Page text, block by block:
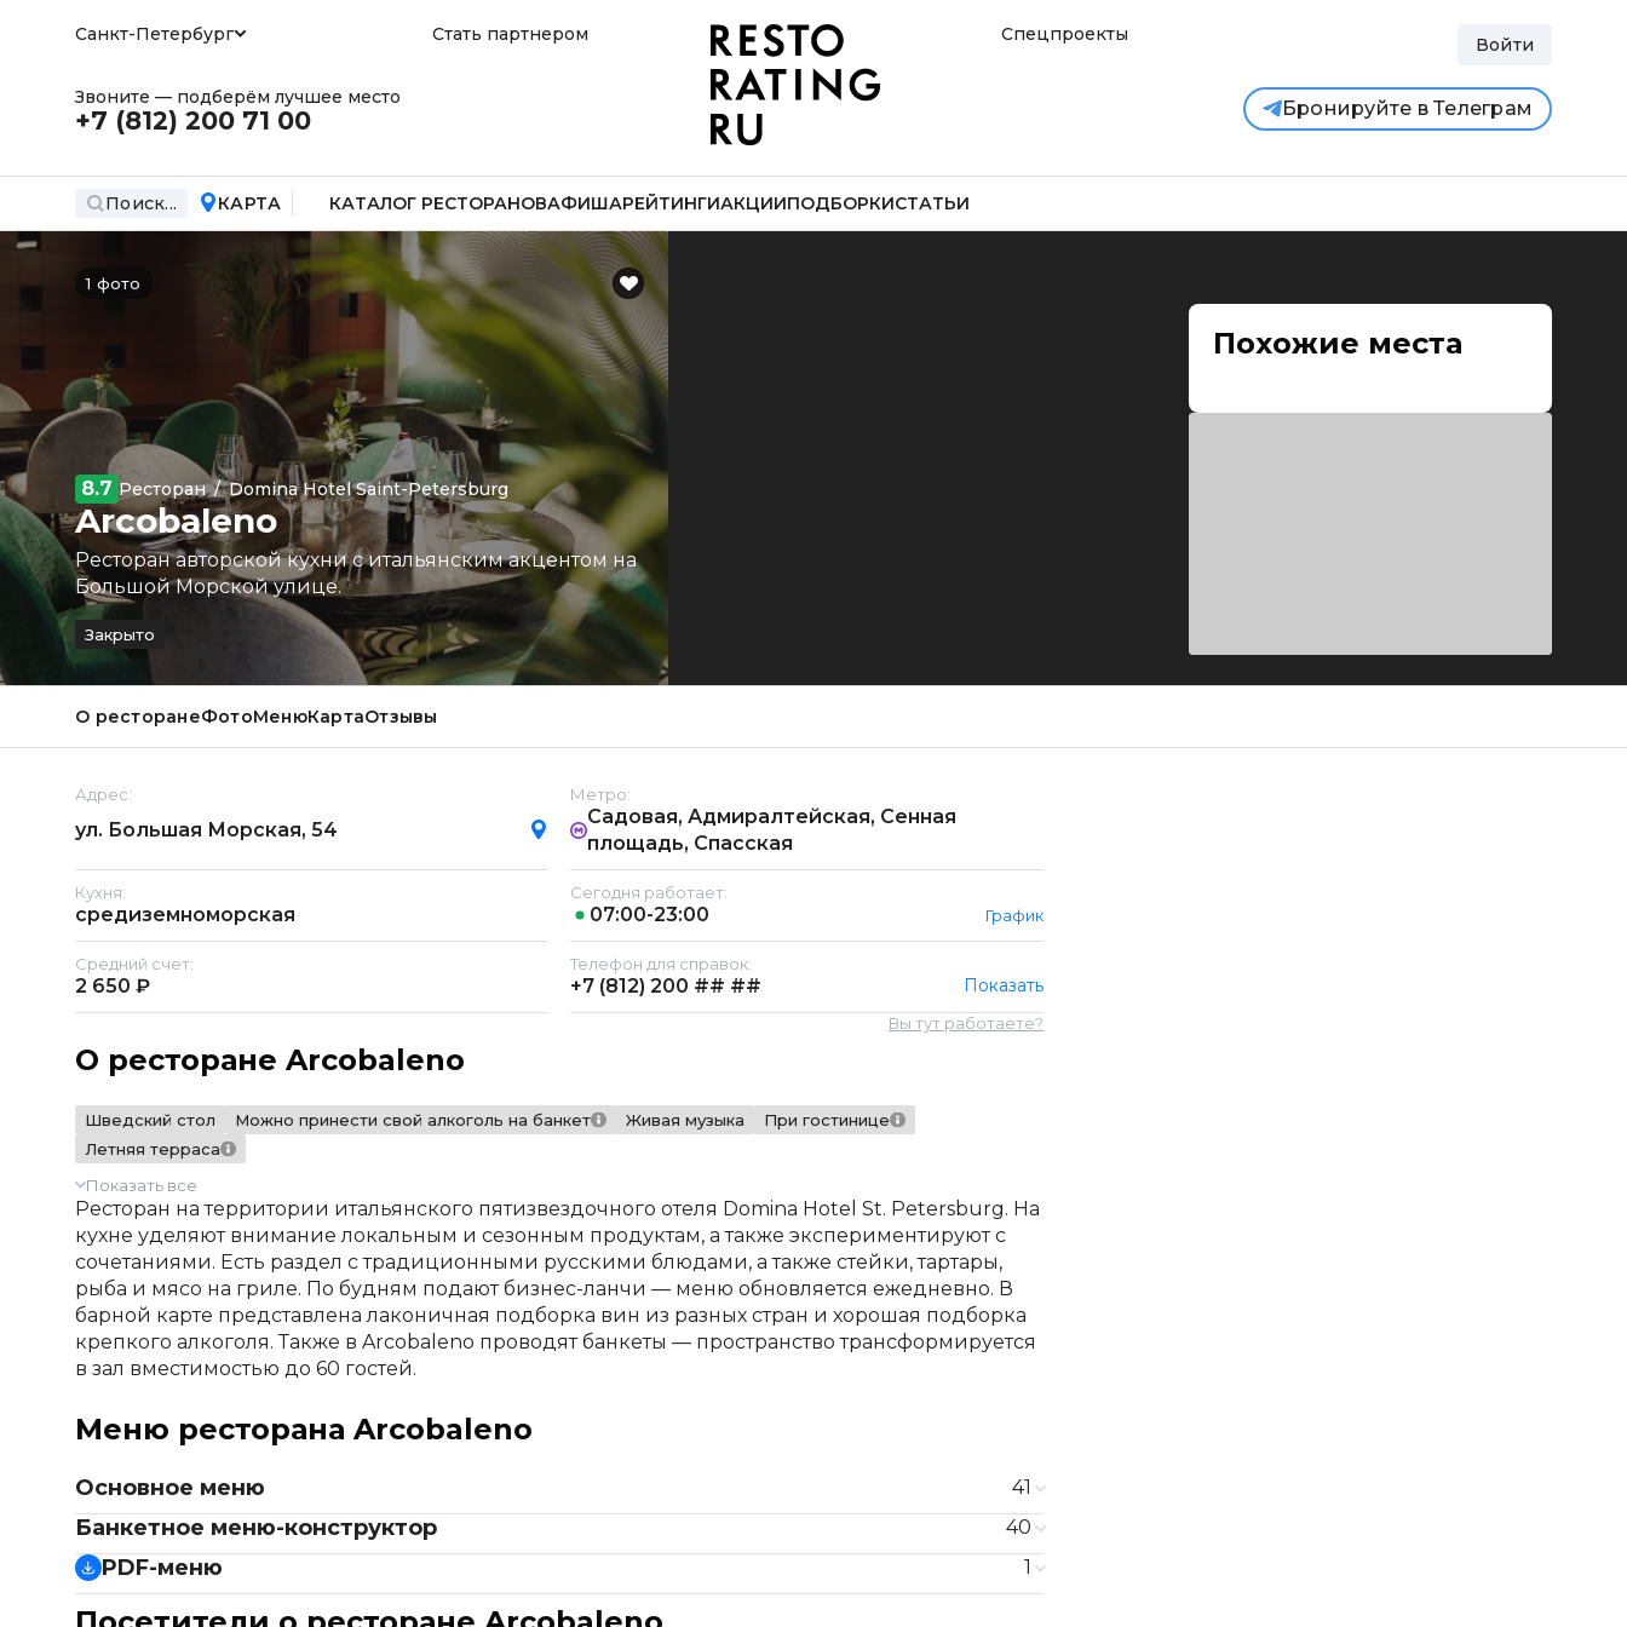
Санкт-Петербург Стать партнером Спецпроекты Войти
Звоните — подберём лучшее место
+7 (812) 200 71 00 Бронируйте в Телеграм
Поиск... КАРТА КАТАЛОГ РЕСТОРАНОВАФИШАРЕЙТИНГИАКЦИИПОДБОРКИСТАТЬИ
1 фото
8.7 Ресторан / Domina Hotel Saint-Petersburg
Arcobaleno
Ресторан авторской кухни с итальянским акцентом на
Большой Морской улице.
Закрыто
О ресторанеФотоМенюКартаОтзывы
Адрес:
ул. Большая Морская, 54
Метро:
Садовая, Адмиралтейская, Сенная
площадь, Спасская
Кухня:
средиземноморская
Сегодня работает:
07:00-23:00 График
Средний счет:
2 650 ₽
Телефон для справок:
+7 (812) 200 ## ## Показать
Вы тут работаете?
О ресторане Arcobaleno
Шведский стол Можно принести свой алкоголь на банкет Живая музыка
При гостинице
Летняя терраса
Показать все
Ресторан на территории итальянского пятизвездочного отеля Domina Hotel St. Petersburg. На
кухне уделяют внимание локальным и сезонным продуктам, а также экспериментируют с
сочетаниями. Есть раздел с традиционными русскими блюдами, а также стейки, тартары,
рыба и мясо на гриле. По будням подают бизнес-ланчи — меню обновляется ежедневно. В
барной карте представлена лаконичная подборка вин из разных стран и хорошая подборка
крепкого алкоголя. Также в Arcobaleno проводят банкеты — пространство трансформируется
в зал вместимостью до 60 гостей.
Меню ресторана Arcobaleno
Основное меню 41
салаты и закуски
Микс трав с цуккини, козьим сыром и миндалем
750 ₽
Листья шпината с печеной тыквой и брынзой
520 ₽
Карпаччо из томатов, страчателла и масло базилика
Банкетное меню-конструктор 40
салаты
Греческий салат с брынзой и жареными грецкими орехами
240 ₽
Салат из свежих овощей с травами и авокадо
PDF-меню
1
Основное меню
Похожие места